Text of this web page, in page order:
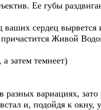
Ее губы
сердец вырвется
причастится Живой
затем темнеет)
разных вариациях,
и, подойдя к окну,